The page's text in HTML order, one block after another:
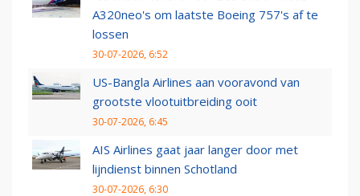
A320neo's om laatste Boeing 757's af te
lossen
30-07-2026, 6:52
US-Bangla Airlines aan vooravond van
grootste vlootuitbreiding ooit
30-07-2026, 6:45
AIS Airlines gaat jaar langer door met
lijndienst binnen Schotland
30-07-2026, 6:30